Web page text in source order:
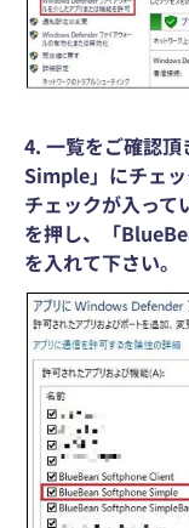
4. 一覧をご確認
Simple」にチェ
チェックが入って
を押し、「
を入れて下さい。